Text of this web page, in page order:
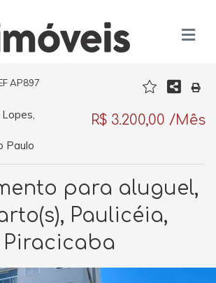
AP897
Paulo
R$ 3.200,00 /Mês
para aluguel,
Paulicéia,
Piracicaba